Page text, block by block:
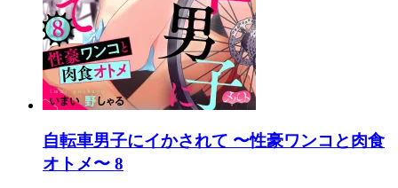
自転車男子にイかされて 〜性豪ワンコと肉食
オトメ〜 8